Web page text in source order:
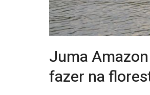
Juma
fazer na